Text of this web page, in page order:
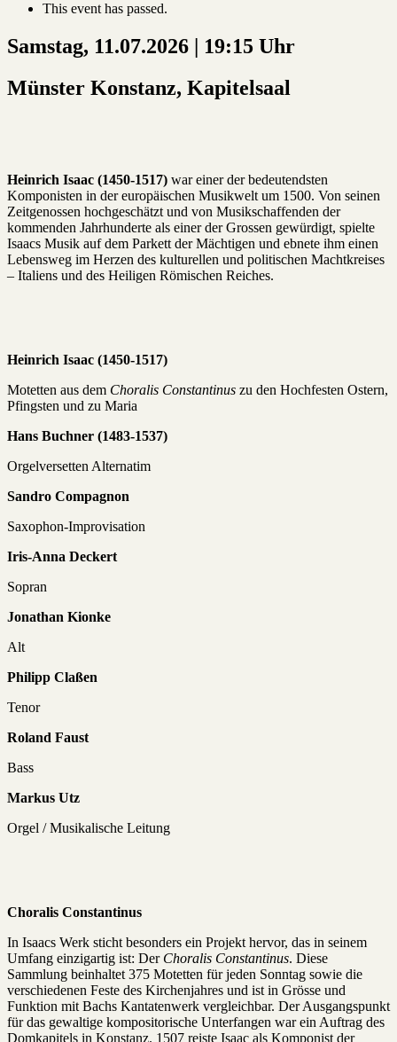
This event has passed.
Samstag, 11.07.2026 | 19:15 Uhr
Münster Konstanz, Kapitelsaal
Heinrich Isaac (1450-1517) war einer der bedeutendsten
Komponisten in der europäischen Musikwelt um 1500. Von seinen
Zeitgenossen hochgeschätzt und von Musikschaffenden der
kommenden Jahrhunderte als einer der Grossen gewürdigt, spielte
Isaacs Musik auf dem Parkett der Mächtigen und ebnete ihm einen
Lebensweg im Herzen des kulturellen und politischen Machtkreises
– Italiens und des Heiligen Römischen Reiches.
Heinrich Isaac (1450-1517)
Motetten aus dem Choralis Constantinus zu den Hochfesten Ostern,
Pfingsten und zu Maria
Hans Buchner (1483-1537)
Orgelversetten Alternatim
Sandro Compagnon
Saxophon-Improvisation
Iris-Anna Deckert
Sopran
Jonathan Kionke
Alt
Philipp Claßen
Tenor
Roland Faust
Bass
Markus Utz
Orgel / Musikalische Leitung
Choralis Constantinus
In Isaacs Werk sticht besonders ein Projekt hervor, das in seinem
Umfang einzigartig ist: Der Choralis Constantinus. Diese
Sammlung beinhaltet 375 Motetten für jeden Sonntag sowie die
verschiedenen Feste des Kirchenjahres und ist in Grösse und
Funktion mit Bachs Kantatenwerk vergleichbar. Der Ausgangspunkt
für das gewaltige kompositorische Unterfangen war ein Auftrag des
Domkapitels in Konstanz. 1507 reiste Isaac als Komponist der